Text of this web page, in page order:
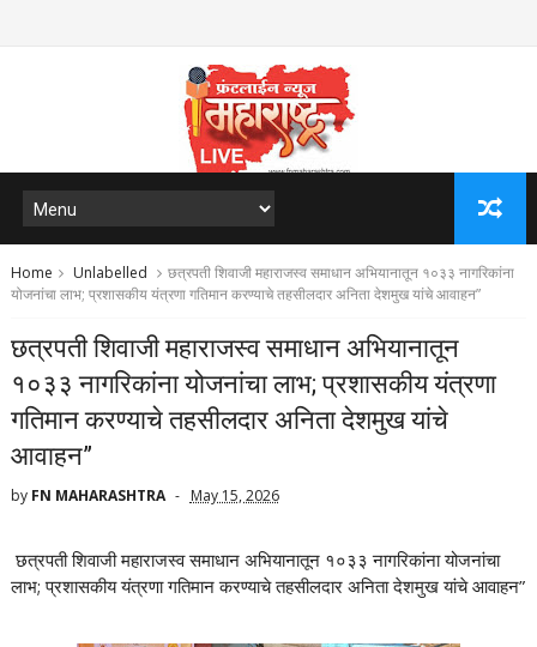
Home Unlabelled
छत्रपती शिवाजी महाराजस्व समाधान अभियानातून १०३३ नागरिकांना
योजनांचा लाभ; प्रशासकीय यंत्रणा गतिमान करण्याचे तहसीलदार अनिता देशमुख यांचे आवाहन”
छत्रपती शिवाजी महाराजस्व समाधान अभियानातून
१०३३ नागरिकांना योजनांचा लाभ; प्रशासकीय यंत्रणा
गतिमान करण्याचे तहसीलदार अनिता देशमुख यांचे
आवाहन”
by FN MAHARASHTRA May 15, 2026
छत्रपती शिवाजी महाराजस्व समाधान अभियानातून १०३३ नागरिकांना योजनांचा
लाभ; प्रशासकीय यंत्रणा गतिमान करण्याचे तहसीलदार अनिता देशमुख यांचे आवाहन”